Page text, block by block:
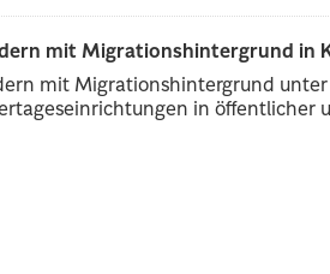
mit Migrationshintergrund in
mit Migrationshintergrund
in öffentlicher